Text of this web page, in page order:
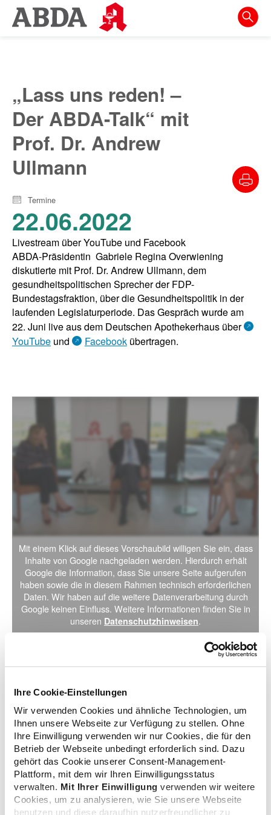
Ihre Cookie-Einstellungen
Wir verwenden Cookies und ähnliche Technologien, um
Ihnen unsere Webseite zur Verfügung zu stellen. Ohne
Ihre Einwilligung verwenden wir nur Cookies, die für den
Betrieb der Webseite unbedingt erforderlich sind. Dazu
gehört das Cookie unserer Consent-Management-
Plattform, mit dem wir Ihren Einwilligungsstatus
verwalten. Mit Ihrer Einwilligung verwenden wir weitere
Cookies, um zu analysieren, wie Sie unsere Webseite
benutzen und diese daraufhin nutzerfreundlicher zu
Springe
direkt
zur
Meta-
Navigation
Inhalt
zur
Suche
„Lass uns reden! –
Der ABDA-Talk“ mit
Prof. Dr. Andrew
Ullmann
Termine
22.06.2022
Livestream über YouTube und Facebook
ABDA-Präsidentin Gabriele Regina Overwiening
diskutierte mit Prof. Dr. Andrew Ullmann, dem
gesundheitspolitischen Sprecher der FDP-
Bundestagsfraktion, über die Gesundheitspolitik in der
laufenden Legislaturperiode. Das Gespräch wurde am
22. Juni live aus dem Deutschen Apothekerhaus über
YouTube und Facebookübertragen.
Mit einem Klick auf dieses Vorschaubild willigen Sie ein, dass
Inhalte von Google nachgeladen werden. Hierdurch erhält
Google die Information, dass Sie unsere Seite aufgerufen
haben sowie die in diesem Rahmen technisch erforderlichen
Daten. Wir haben auf die weitere Datenverarbeitung durch
Google keinen Einfluss. Weitere Informationen finden Sie in
unseren Datenschutzhinweisen.
Auf dem YouTube-Kanal der ABDA finden Sie die
Aufzeichnung des Talks in voller Länge.
zurück zur Übersicht